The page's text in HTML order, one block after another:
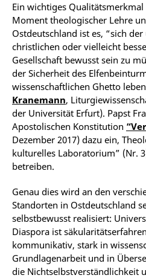
Ein wichtiges
Moment theologischer Lehre
Ostdeutschland ist es, “sich
christlichen oder vielleicht
Gesellschaft bewusst sein zu
der Sicherheit des
wissenschaftlichen Ghetto
Kranemann,
der Universität Erfurt). Papst
Apostolischen Konstitution
Dezember 2017) dazu ein,
kulturelles Laboratorium” (Nr.
betreiben.
Genau dies wird an den
Standorten in Ostdeutschland
selbstbewusst realisiert:
Diaspora ist
kommunikativ, stark in
Grundlagenarbeit und in
die Nichtselbstverständlichkeit